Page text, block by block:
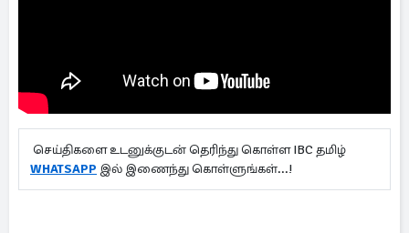
செய்திகளை உடனுக்குடன் தெரிந்து கொள்ள IBC தமிழ்
WHATSAPP இல் இணைந்து கொள்ளுங்கள்...!